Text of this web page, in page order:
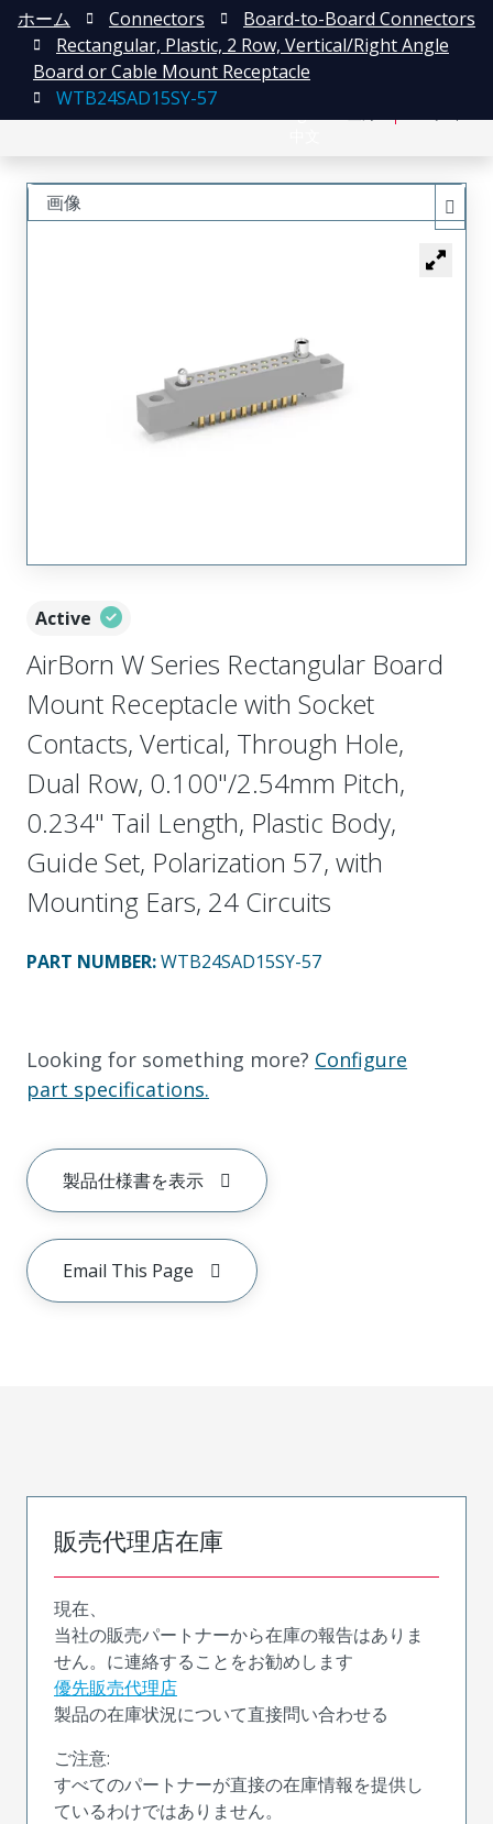
ホーム Connectors
Board-to-Board Connectors
Rectangular, Plastic, 2 Row, Vertical/Right Angle
Board or Cable Mount Receptacle
WTB24SAD15SY-57
Active
AirBorn W Series Rectangular Board
Mount Receptacle with Socket
Contacts, Vertical, Through Hole,
Dual Row, 0.100"/2.54mm Pitch,
0.234" Tail Length, Plastic Body,
Guide Set, Polarization 57, with
Mounting Ears, 24 Circuits
PART NUMBER:WTB24SAD15SY-57
Looking for something more? Configure
part specifications.
製品仕様書を表示
Email This Page
画像
販売代理店在庫
現在、
当社の販売パートナーから在庫の報告はありま
せん。に連絡することをお勧めします
優先販売代理店
製品の在庫状況について直接問い合わせる
ご注意:
すべてのパートナーが直接の在庫情報を提供し
ているわけではありません。